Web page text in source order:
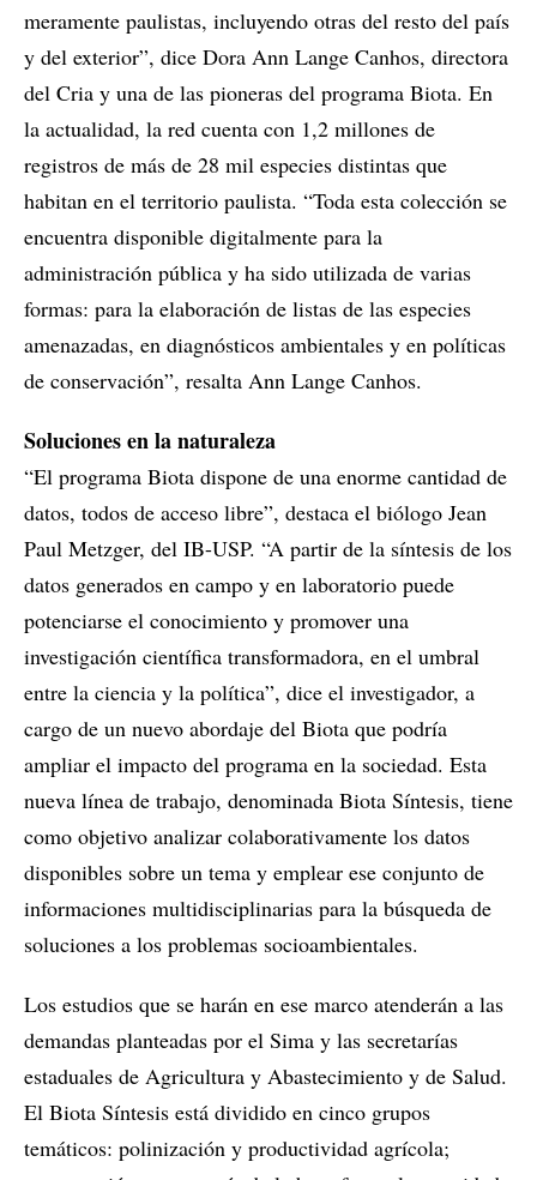
meramente paulistas, incluyendo otras del resto del país
y del exterior”, dice Dora Ann Lange Canhos, directora
del Cria y una de las pioneras del programa Biota. En
la actualidad, la red cuenta con 1,2 millones de
registros de más de 28 mil especies distintas que
habitan en el territorio paulista. “Toda esta colección se
encuentra disponible digitalmente para la
administración pública y ha sido utilizada de varias
formas: para la elaboración de listas de las especies
amenazadas, en diagnósticos ambientales y en políticas
de conservación”, resalta Ann Lange Canhos.
Soluciones en la naturaleza
“El programa Biota dispone de una enorme cantidad de
datos, todos de acceso libre”, destaca el biólogo Jean
Paul Metzger, del IB-USP. “A partir de la síntesis de los
datos generados en campo y en laboratorio puede
potenciarse el conocimiento y promover una
investigación científica transformadora, en el umbral
entre la ciencia y la política”, dice el investigador, a
cargo de un nuevo abordaje del Biota que podría
ampliar el impacto del programa en la sociedad. Esta
nueva línea de trabajo, denominada Biota Síntesis, tiene
como objetivo analizar colaborativamente los datos
disponibles sobre un tema y emplear ese conjunto de
informaciones multidisciplinarias para la búsqueda de
soluciones a los problemas socioambientales.
Los estudios que se harán en ese marco atenderán a las
demandas planteadas por el Sima y las secretarías
estaduales de Agricultura y Abastecimiento y de Salud.
El Biota Síntesis está dividido en cinco grupos
temáticos: polinización y productividad agrícola;